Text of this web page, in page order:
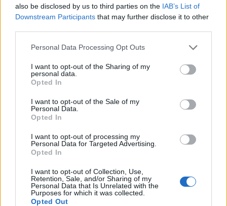
also be disclosed by us to third parties on the IAB’s List of
Downstream Participants that may further disclose it to other
Please note that this website/app uses one or more Google
not limited to your visit or usage behaviour. You may click to
grant or deny consent to Google and its third-party tags to
use your data for below specified purposes in below Google
consent section.
Personal Data Processing Opt Outs
I want to opt-out of the Sharing of my
personal data.
Opted In
I want to opt-out of the Sale of my
Personal Data.
Opted In
I want to opt-out of processing my
Personal Data for Targeted Advertising.
Opted In
I want to opt-out of Collection, Use,
Retention, Sale, and/or Sharing of my
Personal Data that Is Unrelated with the
Purposes for which it was collected.
Opted Out